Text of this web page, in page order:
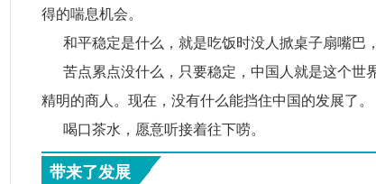
得的喘息机会。
和平稳定是什么，就是吃饭时没人掀桌子扇嘴巴
苦点累点没什么，只要稳定，中国人就是这个世
精明的商人。现在，没有什么能挡住中国的发展了。
喝口茶水，愿意听接着往下唠。
带来了发展